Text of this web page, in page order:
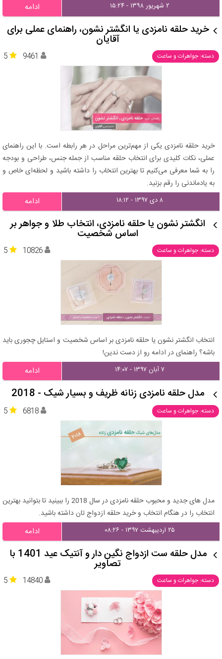
۲ شهریور ۱۳۹۸ - ۱۵:۲۴ ادامه
خرید حلقه نامزدی یا انگشتر نشون، راهنمای عملی برای
آقایان
دسته: جواهرات و ساعت 5 9461
خرید حلقه نامزدی یکی از مهم‌ترین مراحل در هر رابطه است. با این راهنمای
عملی، نکات کلیدی برای انتخاب حلقه مناسب از جمله جنس، طراحی و بودجه
را به شما معرفی می‌کنیم تا بهترین انتخاب را داشته باشید و لحظه‌ای خاص و
به یادماندنی را رقم بزنید.
۸ دی ۱۳۹۷ - ۱۸:۱۲ ادامه
انگشتر نشون یا حلقه نامزدی، انتخاب طلا و جواهر بر
اساس شخصیت
دسته: جواهرات و ساعت 5 10826
انتخاب انگشتر نشون یا حلقه نامزدی بر اساس شخصیت و استایل چجوری باید
باشه؟ راهنمای در ادامه رو از دست ندین!
۷ آبان ۱۳۹۷ - ۱۴:۰۷ ادامه
مدل حلقه نامزدی زنانه ظریف و بسیار شیک - 2018
دسته: جواهرات و ساعت 5 6818
مدل های جدید و محبوب حلقه نامزدی در سال 2018 را ببینید تا بتوانید بهترین
انتخاب را در هنگام انتخاب و خرید حلقه ازدواج تان داشته باشید.
۲۵ اردیبهشت ۱۳۹۷ - ۰۸:۲۶ ادامه
مدل حلقه ست ازدواج نگین دار و آنتیک عید 1401 با
تصاویر
دسته: جواهرات و ساعت 5 14840